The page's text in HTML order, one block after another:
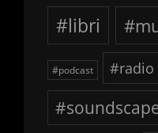
#libri
#podcast #radio